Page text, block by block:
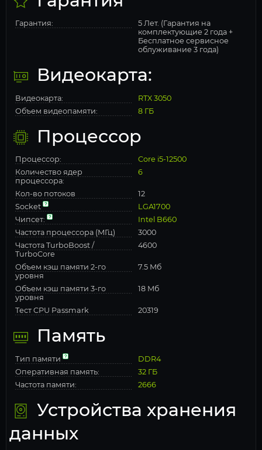
Гарантия:
5 Лет. (Гарантия на
комплектующие 2 года +
Бесплатное сервисное
облуживание 3 года)
Видеокарта:
Видеокарта:
RTX 3050
Объем видеопамяти:
8 ГБ
Процессор
Процессор:
Core i5-12500
Количество ядер
процессора:
6
Кол-во потоков
12
Socket
LGA1700
Чипсет:
Intel B660
Частота процессора (МГц)
3000
Частота TurboBoost /
TurboCore
4600
Объем кэш памяти 2-го
уровня
7.5 Мб
Объем кэш памяти 3-го
уровня
18 Мб
Тест CPU Passmark 20319
Память
Тип памяти
DDR4
Оперативная память:
32 ГБ
Частота памяти:
2666
Устройства хранения
данных